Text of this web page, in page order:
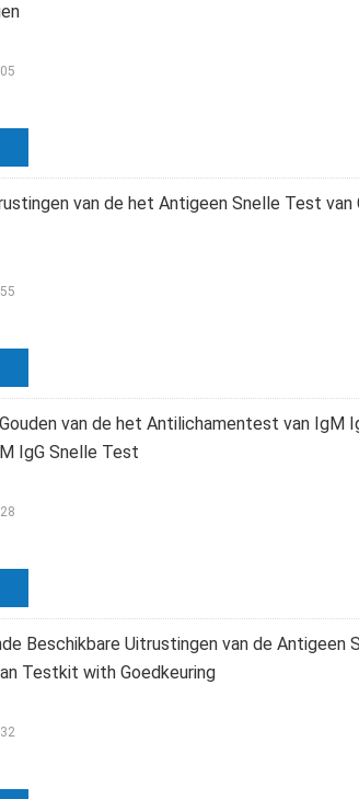
van de het Antigeen Snelle Test van
van de het Antilichamentest van IgM
IgG Snelle Test
Beschikbare Uitrustingen van de Antigeen
Testkit with Goedkeuring